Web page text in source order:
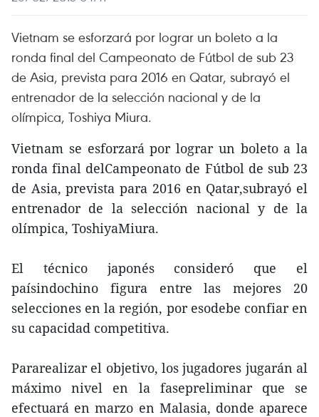
Vietnam se esforzará por lograr un boleto a la
ronda final del Campeonato de Fútbol de sub 23
de Asia, prevista para 2016 en Qatar, subrayó el
entrenador de la selección nacional y de la
olímpica, Toshiya Miura.
Vietnam se esforzará por lograr un boleto a la
ronda final delCampeonato de Fútbol de sub 23
de Asia, prevista para 2016 en Qatar,subrayó el
entrenador de la selección nacional y de la
olímpica, ToshiyaMiura.
El técnico japonés consideró que el
paísindochino figura entre las mejores 20
selecciones en la región, por esodebe confiar en
su capacidad competitiva.
Pararealizar el objetivo, los jugadores jugarán al
máximo nivel en la fasepreliminar que se
efectuará en marzo en Malasia, donde aparece